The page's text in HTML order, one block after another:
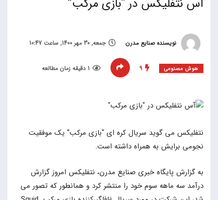
آس نتفلیکس در “بازی مرکب”
نویسنده صنایع مدرن جمعه, 30 مهر 1400, ساعت 10:47
هوش مصنوعی 9 1 دقیقه زمان مطالعه
نتفلیکس می گوید سریال کره ای “بازی مرکب” یک موفقیت
نجومی برایش به همراه داشته است.
به گزارش پایگاه خبری صنایع مدرن، نتفلیکس امروز گزارش
درآمد سه ماهه سوم خود را منتشر کرد و همانطور که تصور می